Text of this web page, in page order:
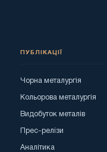
ПУБЛІКАЦІЇ
Чорна металургія
Кольорова металургія
Видобуток металів
Прес-релізи
Аналітика